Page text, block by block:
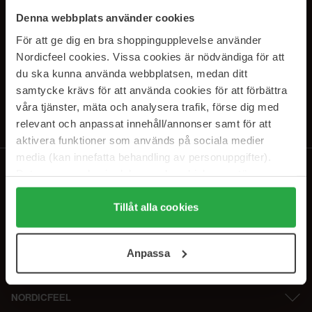
Denna webbplats använder cookies
För att ge dig en bra shoppingupplevelse använder
Nordicfeel cookies. Vissa cookies är nödvändiga för att
du ska kunna använda webbplatsen, medan ditt
samtycke krävs för att använda cookies för att förbättra
våra tjänster, mäta och analysera trafik, förse dig med
relevant och anpassat innehåll/annonser samt för att
aktivera funktioner som används på sociala medier
media (kan innefatta behandling av personuppgifter).
Genom att trycka på "Tillåt alla cookies" accepterar du
alla cookies, medan du under "Detaljer" kan anpassa
användningen av cookies. Du kan när som helst återkalla
samt vår Integritetspolicy.
Tillåt alla cookies
Anpassa
SUBSCRIBE TO OUR
NEWSLETTER
E-postadresse
Ved å abonnere godtar du vårpersonvernerklæring. Du kan melde deg
NORDICFEEL